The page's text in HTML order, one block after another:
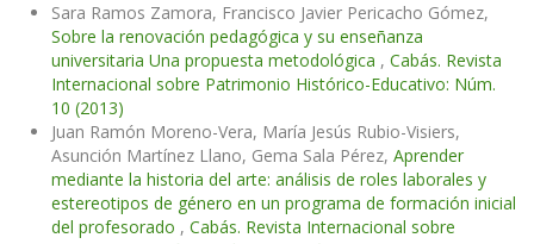
Sara Ramos Zamora, Francisco Javier Pericacho Gómez,
Sobre la renovación pedagógica y su enseñanza
universitaria Una propuesta metodológica , Cabás. Revista
Internacional sobre Patrimonio Histórico-Educativo: Núm.
10 (2013)
Juan Ramón Moreno-Vera, María Jesús Rubio-Visiers,
Asunción Martínez Llano, Gema Sala Pérez, Aprender
mediante la historia del arte: análisis de roles laborales y
estereotipos de género en un programa de formación inicial
del profesorado , Cabás. Revista Internacional sobre